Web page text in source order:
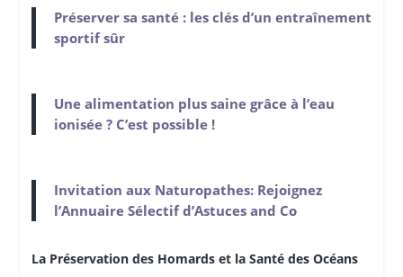
Préserver sa santé : les clés d’un entraînement
sportif sûr
Une alimentation plus saine grâce à l’eau
ionisée ? C’est possible !
Invitation aux Naturopathes: Rejoignez
l’Annuaire Sélectif d’Astuces and Co
La Préservation des Homards et la Santé des Océans